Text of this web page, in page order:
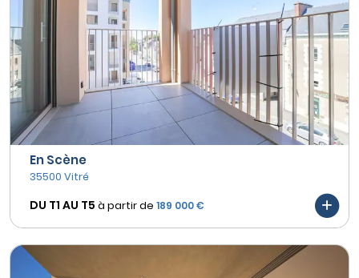
En Scène
35500 Vitré
DU T1 AU T5 à partir de 189 000 €